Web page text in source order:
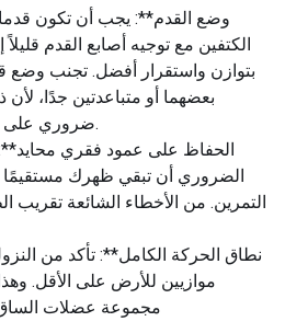
الكتفين مع توجيه أصابع القدم
بتوازن واستقرار أفضل. تجنب وضع
بعضهما أو متباعدتين جدًا،
ضروري على ركبتيك وأسفل ظهرك.
الضروري أن تبقي ظهرك
التمرين. من الأخطاء الشائعة تقريب
موازيين للأرض على الأقل.
مجموعة عضلات الساق